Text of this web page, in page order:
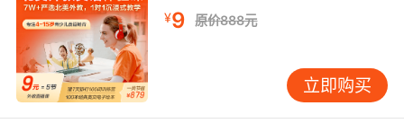
Decentraland教育平台统计显示，虚拟土地交
易、NFT铸造等场景产生的新概念词汇，使传统
游戏词库覆盖率下降至68%。这要求开发者建立
动态更新机制，如VIPKID定期邀请学员参与Term
Voting活动，将票选高频新词纳入教学内容。 游
¥9 原价888元
立即购买